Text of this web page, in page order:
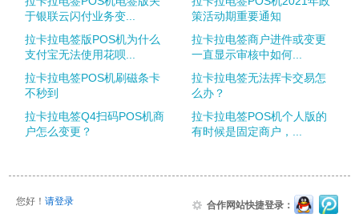
于银联云闪付业务变...
策活动期重要通知
拉卡拉电签版POS机为什么
支付宝无法使用花呗...
拉卡拉电签商户进件或变更
一直显示审核中如何...
拉卡拉电签POS机刷磁条卡
不秒到
拉卡拉电签无法挥卡交易怎
么办？
拉卡拉电签Q4扫码POS机商
户怎么变更？
拉卡拉电签POS机个人版的
有时候是固定商户，...
您好！ 请登录 合作网站快捷登录：